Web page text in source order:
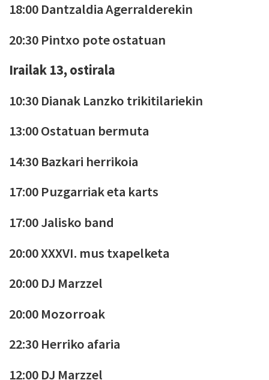
18:00 Dantzaldia Agerralderekin
20:30 Pintxo pote ostatuan
Irailak 13, ostirala
10:30 Dianak Lanzko trikitilariekin
13:00 Ostatuan bermuta
14:30 Bazkari herrikoia
17:00 Puzgarriak eta karts
17:00 Jalisko band
20:00 XXXVI. mus txapelketa
20:00 DJ Marzzel
20:00 Mozorroak
22:30 Herriko afaria
12:00 DJ Marzzel